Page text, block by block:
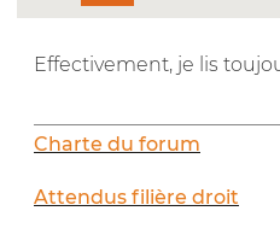
Effectivement, je lis
Charte du forum
Attendus filière droit